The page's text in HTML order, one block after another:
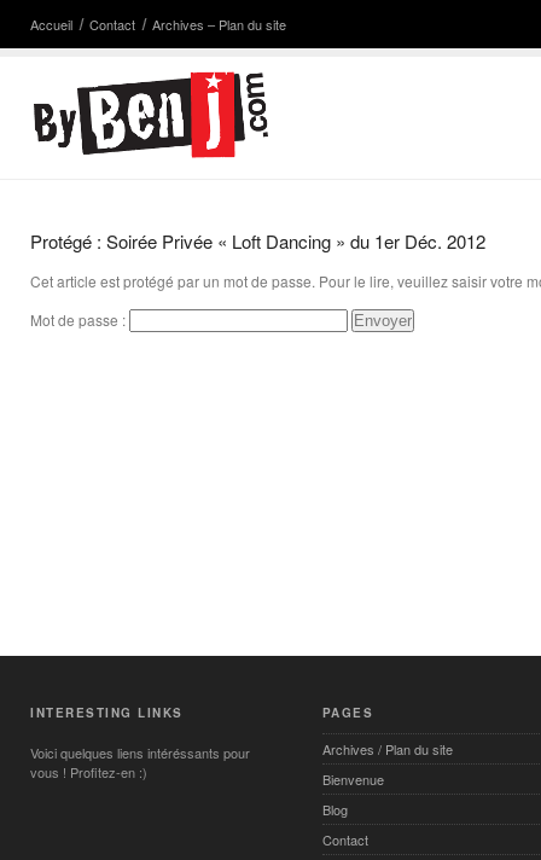
Accueil Contact Archives – Plan du site
Protégé : Soirée Privée « Loft Dancing » du 1er Déc. 2012
Cet article est protégé par un mot de passe. Pour le lire, veuillez saisir votre
Mot de passe :
INTERESTING LINKS
Voici quelques liens intéréssants pour
vous ! Profitez-en :)
PAGES
Archives / Plan du site
Bienvenue
Blog
Contact